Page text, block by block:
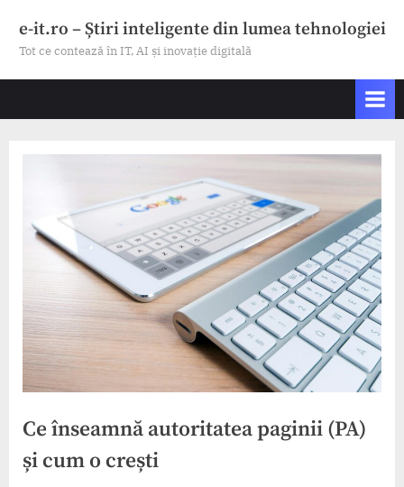
e-it.ro – Știri inteligente din lumea tehnologiei
Tot ce contează în IT, AI și inovație digitală
Ce înseamnă autoritatea paginii (PA)
și cum o crești